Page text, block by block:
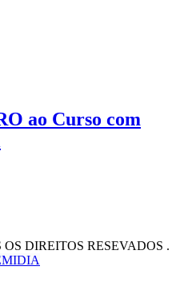
ao Curso com
DIREITOS RESEVADOS .